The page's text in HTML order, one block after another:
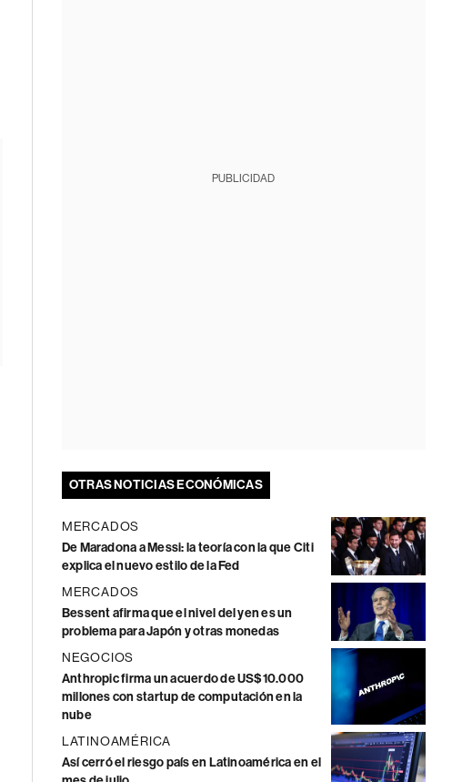
PUBLICIDAD
OTRAS NOTICIAS ECONÓMICAS
MERCADOS
De Maradona a Messi: la teoría con la que Citi
explica el nuevo estilo de la Fed
MERCADOS
Bessent afirma que el nivel del yen es un
problema para Japón y otras monedas
NEGOCIOS
Anthropic firma un acuerdo de US$10.000
millones con startup de computación en la
nube
LATINOAMÉRICA
Así cerró el riesgo país en Latinoamérica en el